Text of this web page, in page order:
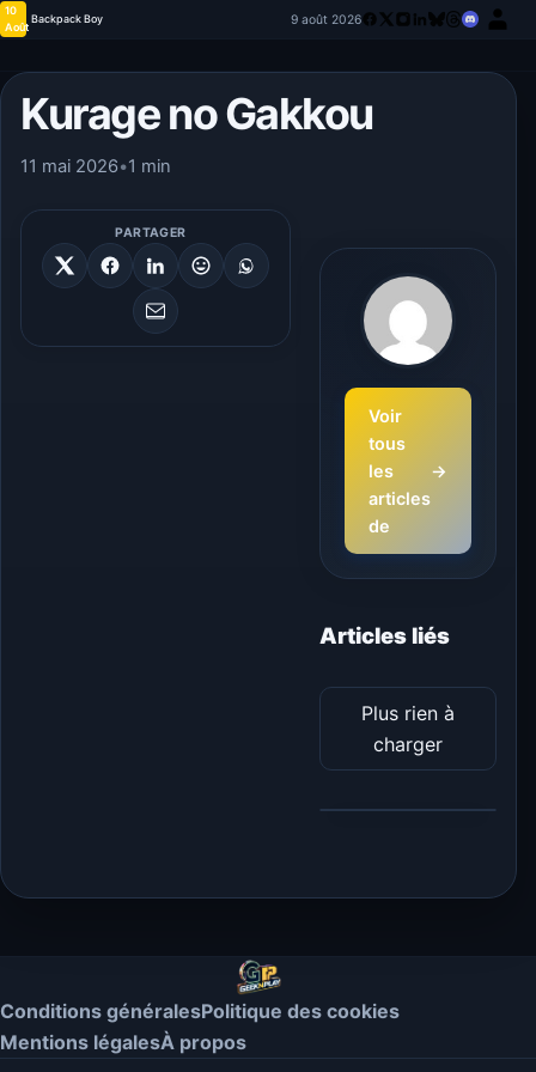
10
Août
Backpack Boy 9 août 2026
Kurage no Gakkou
11 mai 2026•1 min
PARTAGER
Voir
tous
les
articles
de
→
Articles liés
Plus rien à
charger
Conditions généralesPolitique des cookies
Mentions légalesÀ propos